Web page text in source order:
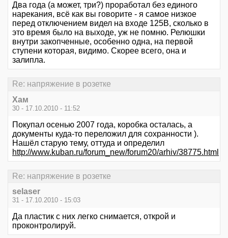
Два года (а может, три?) проработал без единого
нарекания, всё как вы говорите - я самое низкое
перед отключением видел на входе 125В, сколько в
это время было на выходе, уж не помню. Релюшки
внутри закопченные, особенно одна, на первой
ступени которая, видимо. Скорее всего, она и
залипла.
Re: напряжение в розетке
Хам
30 - 17.10.2010 - 11:52
Покупал осенью 2007 года, коробка осталась, а
документы куда-то переложил для сохранности ).
Нашёл старую тему, оттуда и определил
http://www.kuban.ru/forum_new/forum20/arhiv/38775.html
Re: напряжение в розетке
selaser
31 - 17.10.2010 - 15:03
Да пластик с них легко снимается, открой и
проконтролируй.